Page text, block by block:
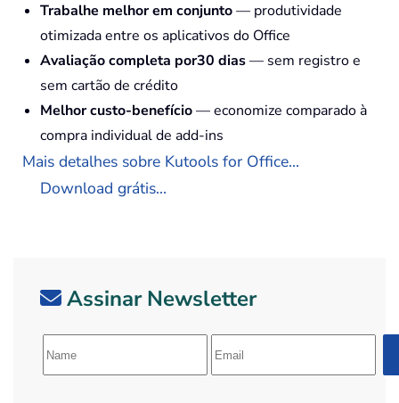
Trabalhe melhor em conjunto— produtividade
otimizada entre os aplicativos do Office
Avaliação completa por30 dias— sem registro e
sem cartão de crédito
Melhor custo-benefício— economize comparado à
compra individual de add-ins
Mais detalhes sobre Kutools for Office...
Download grátis...
Assinar Newsletter